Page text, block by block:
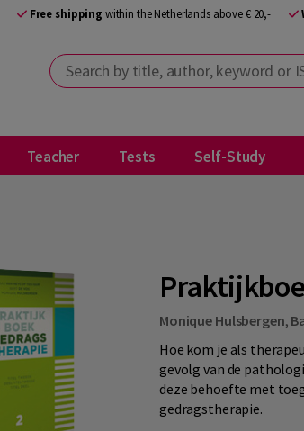
Free shipping within the Netherlands above € 20,-
Search by title, author, keyword or ISBN
Teacher Tests Self-Study
Monique Hulsbergen,
Hoe kom je als
gevolg van de
deze behoefte met
gedragstherapie.